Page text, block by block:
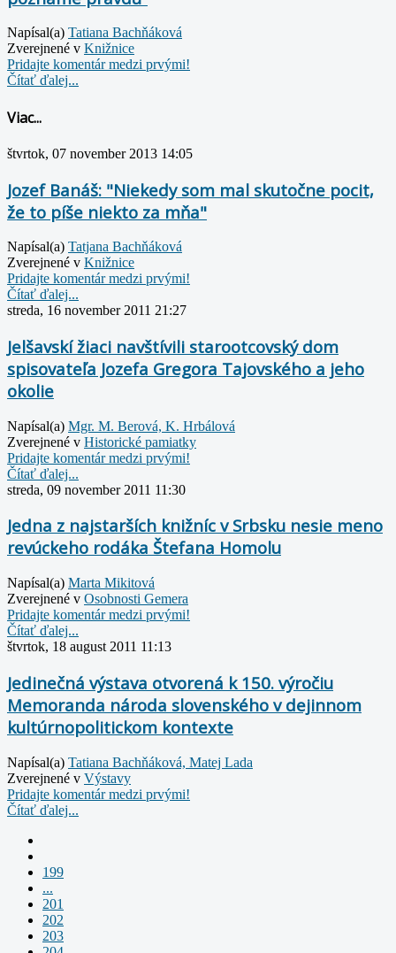
Napísal(a) Tatiana Bachňáková
Zverejnené v Knižnice
Pridajte komentár medzi prvými!
Čítať ďalej...
Viac...
štvrtok, 07 november 2013 14:05
Jozef Banáš: "Niekedy som mal skutočne pocit,
že to píše niekto za mňa"
Napísal(a) Tatjana Bachňáková
Zverejnené v Knižnice
Pridajte komentár medzi prvými!
Čítať ďalej...
streda, 16 november 2011 21:27
Jelšavskí žiaci navštívili starootcovský dom
spisovateľa Jozefa Gregora Tajovského a jeho
okolie
Napísal(a) Mgr. M. Berová, K. Hrbálová
Zverejnené v Historické pamiatky
Pridajte komentár medzi prvými!
Čítať ďalej...
streda, 09 november 2011 11:30
Jedna z najstarších knižníc v Srbsku nesie meno
revúckeho rodáka Štefana Homolu
Napísal(a) Marta Mikitová
Zverejnené v Osobnosti Gemera
Pridajte komentár medzi prvými!
Čítať ďalej...
štvrtok, 18 august 2011 11:13
Jedinečná výstava otvorená k 150. výročiu
Memoranda národa slovenského v dejinnom
kultúrnopolitickom kontexte
Napísal(a) Tatiana Bachňáková, Matej Lada
Zverejnené v Výstavy
Pridajte komentár medzi prvými!
Čítať ďalej...
199
...
201
202
203